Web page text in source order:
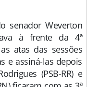
senador Weverton
à frente da 4ª
atas das sessões
e assiná-las depois
(PSB-RR) e